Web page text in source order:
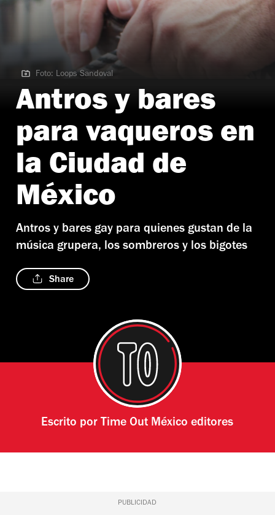
Foto: Loops Sandoval
Foto: Loops Sandoval
Antros y bares
para vaqueros en
la Ciudad de
México
Antros y bares gay para quienes gustan de la
música grupera, los sombreros y los bigotes
Share
Escrito por Time Out México editores
PUBLICIDAD